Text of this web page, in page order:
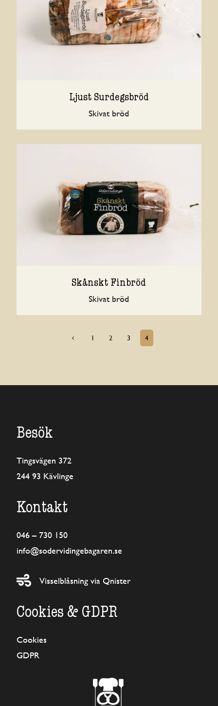
Ljust Surdegsbröd
Skivat bröd
Skånskt Finbröd
Skivat bröd
4 1 2 3 4
Besök
Tingsvägen 372
244 93 Kävlinge
Kontakt
046 – 730 150
info@sodervidingebagaren.se
 Visselblåsning via Qnister
Cookies & GDPR
Cookies
GDPR